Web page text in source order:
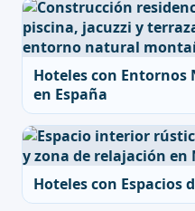
Hoteles con
en España
Hoteles con Espacios